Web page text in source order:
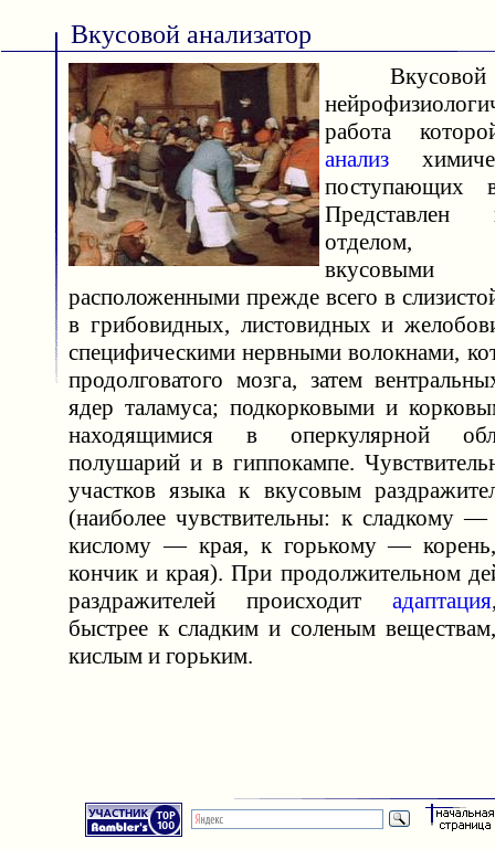
Вкусовой анализатор
Вкусовой
работа
анализ
поступающих
Представлен
отделом,
вкусовыми
расположенными прежде всего в
в грибовидных, листовидных и
специфическими нервными волокнами,
продолговатого мозга, затем
ядер таламуса; подкорковыми и
находящимися в оперкулярной
полушарий и в гиппокампе.
участков языка к вкусовым
(наиболее чувствительны: к сладкому
кислому — края, к горькому —
кончик и края). При продолжительном
раздражителей происходит адаптация
быстрее к сладким и соленым
кислым и горьким.